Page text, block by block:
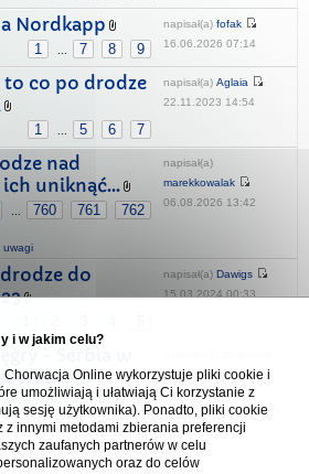
Nordkapp
1 7 8 9
napisał(a) fofak
16.06.2026 07:14
to co po drodze
1 5 6 7
napisał(a) Aglaia
22.11.2023 14:54
nad
uniknąć...
760 761 762
uwagi
napisał(a)
marekkowalak
06.08.2026 13:42
do
napisał(a) Dawigs
15.03.2024 00:33
noclegi, przepisy, uwagi
usunięty
20.07.2025 09:03
- Cro.pl
i w jakim celu?
Online wykorzystuje pliki cookie i
umożliwiają i ułatwiają Ci korzystanie z
sesję użytkownika). Ponadto, pliki cookie
z innymi metodami zbierania preferencji
zaufanych partnerów w celu
oraz do celów